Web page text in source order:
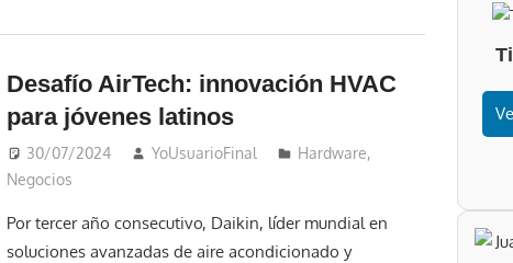
Desafío AirTech: innovación HVAC
para jóvenes latinos
30/07/2024 YoUsuarioFinal Hardware,
Negocios
Por tercer año consecutivo, Daikin, líder mundial en
soluciones avanzadas de aire acondicionado y